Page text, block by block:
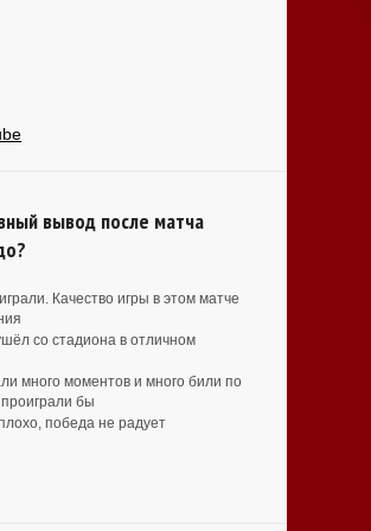
вывод после матча
Качество игры в этом матче
со стадиона в отличном
много моментов и много били по
бы
победа не радует